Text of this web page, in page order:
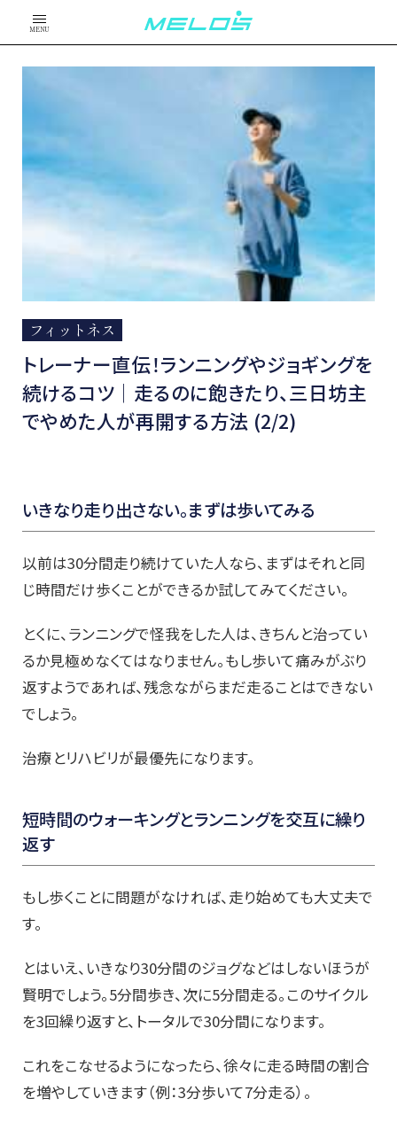
MENU
フィットネス
トレーナー直伝！ランニングやジョギングを
続けるコツ│走るのに飽きたり、三日坊主
でやめた人が再開する方法 (2/2)
いきなり走り出さない。まずは歩いてみる
以前は30分間走り続けていた人なら、まずはそれと同
じ時間だけ歩くことができるか試してみてください。
とくに、ランニングで怪我をした人は、きちんと治ってい
るか見極めなくてはなりません。もし歩いて痛みがぶり
返すようであれば、残念ながらまだ走ることはできない
でしょう。
治療とリハビリが最優先になります。
短時間のウォーキングとランニングを交互に繰り
返す
もし歩くことに問題がなければ、走り始めても大丈夫で
す。
とはいえ、いきなり30分間のジョグなどはしないほうが
賢明でしょう。5分間歩き、次に5分間走る。このサイクル
を3回繰り返すと、トータルで30分間になります。
これをこなせるようになったら、徐々に走る時間の割合
を増やしていきます（例：3分歩いて7分走る）。